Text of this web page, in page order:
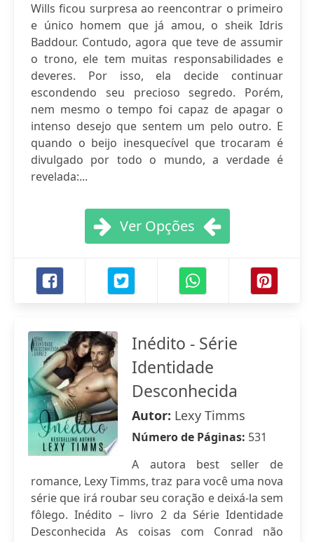
Wills ficou surpresa ao reencontrar o primeiro
e único homem que já amou, o sheik Idris
Baddour. Contudo, agora que teve de assumir
o trono, ele tem muitas responsabilidades e
deveres. Por isso, ela decide continuar
escondendo seu precioso segredo. Porém,
nem mesmo o tempo foi capaz de apagar o
intenso desejo que sentem um pelo outro. E
quando o beijo inesquecível que trocaram é
divulgado por todo o mundo, a verdade é
revelada:...
Ver Opções
Inédito - Série
Identidade
Desconhecida
Autor: Lexy Timms
Número de Páginas: 531
A autora best seller de
romance, Lexy Timms, traz para você uma nova
série que irá roubar seu coração e deixá-la sem
fôlego. Inédito – livro 2 da Série Identidade
Desconhecida As coisas com Conrad não